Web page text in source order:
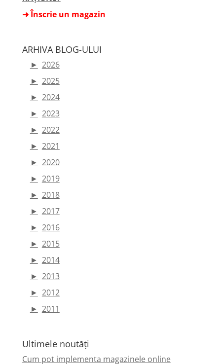
➜ Înscrie un magazin
ARHIVA BLOG-ULUI
► 2026
► 2025
► 2024
► 2023
► 2022
► 2021
► 2020
► 2019
► 2018
► 2017
► 2016
► 2015
► 2014
► 2013
► 2012
► 2011
Ultimele noutăți
Cum pot implementa magazinele online